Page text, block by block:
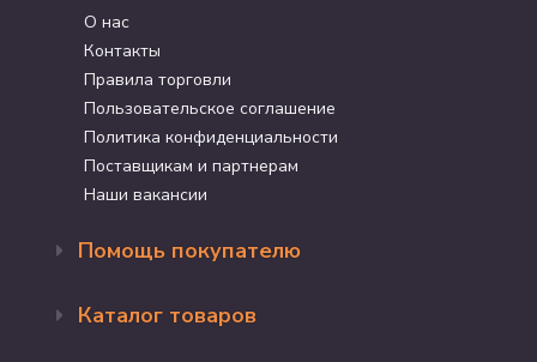
О нас
Контакты
Правила торговли
Пользовательское соглашение
Политика конфиденциальности
Поставщикам и партнерам
Наши вакансии
Помощь покупателю
Доставка и оплата
Каталог товаров